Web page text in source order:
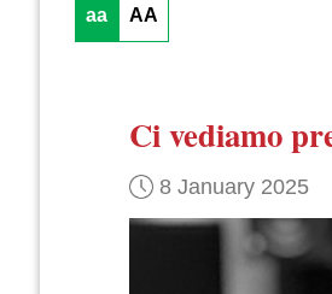
aa AA
Ci vediamo
8 January 2025